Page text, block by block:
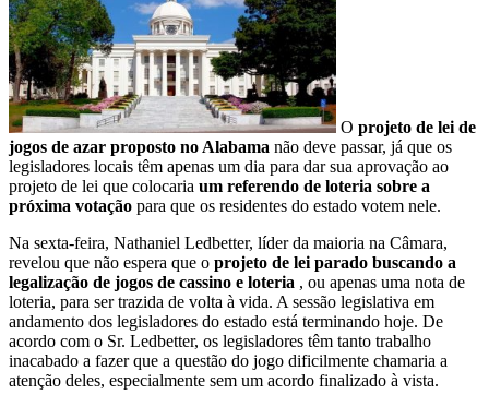
O projeto de lei de
jogos de azar proposto no Alabama não deve passar, já que os
legisladores locais têm apenas um dia para dar sua aprovação ao
projeto de lei que colocaria um referendo de loteria sobre a
próxima votação para que os residentes do estado votem nele.
Na sexta-feira, Nathaniel Ledbetter, líder da maioria na Câmara,
revelou que não espera que o projeto de lei parado buscando a
legalização de jogos de cassino e loteria , ou apenas uma nota de
loteria, para ser trazida de volta à vida. A sessão legislativa em
andamento dos legisladores do estado está terminando hoje. De
acordo com o Sr. Ledbetter, os legisladores têm tanto trabalho
inacabado a fazer que a questão do jogo dificilmente chamaria a
atenção deles, especialmente sem um acordo finalizado à vista.